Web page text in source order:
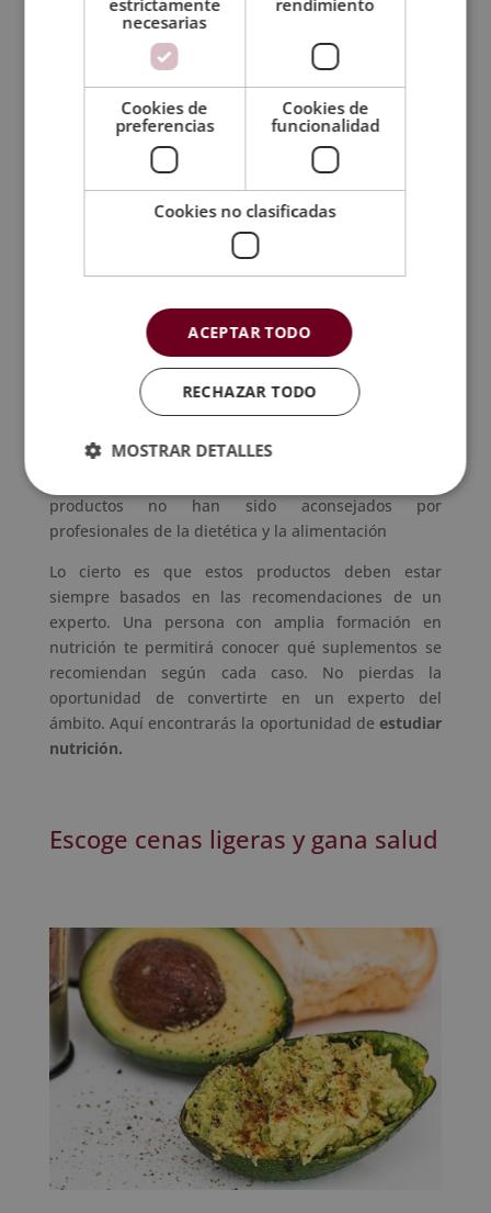
Hoy en día, es cada vez más usual acompañar una
dieta de suplementos de cualquier tipo. Algunos
algunos apuestan por los deportivos. Sin embargo,
productos no han sido aconsejados por
profesionales de la dietética y la alimentación
Lo cierto es que estos productos deben estar
siempre basados en las recomendaciones de un
experto. Una persona con amplia formación en
nutrición te permitirá conocer qué suplementos se
recomiendan según cada caso. No pierdas la
oportunidad de convertirte en un experto del
ámbito. Aquí encontrarás la oportunidad deestudiar
nutrición.
Escoge cenas ligeras y gana salud
estrictamente
necesarias
rendimiento
Cookies de
preferencias
Cookies de
funcionalidad
Cookies no clasificadas
ACEPTAR TODO
RECHAZAR TODO
MOSTRAR DETALLES